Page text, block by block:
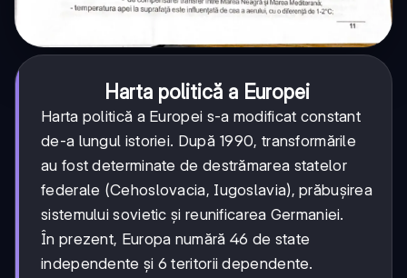
Harta politică a Europei
Harta politică a Europei s-a modificat constant
de-a lungul istoriei. După 1990, transformările
au fost determinate de destrămarea statelor
federale (Cehoslovacia, Iugoslavia), prăbușirea
sistemului sovietic și reunificarea Germaniei.
În prezent, Europa numără 46 de state
independente și 6 teritorii dependente.